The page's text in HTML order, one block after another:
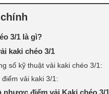
3/1 là gì?
kaki chéo 3/1
số kỹ thuật vải kaki chéo 3/1:
điểm vải kaki 3/1:
nhược điểm vải Kaki chéo 3/1